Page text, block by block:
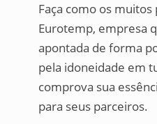
Faça como os muitos
Eurotemp, empresa
apontada de forma
pela idoneidade em
comprova sua
para seus parceiros.